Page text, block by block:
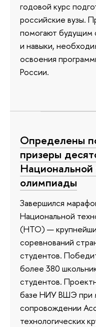
годовой курс
российские вузы.
помогают будущим
и навыки,
освоения
России.
Определены
призеры
Национальной
олимпиады
Завершился
Национальной
(НТО) —
соревнований
студентов.
более 380
студентов.
базе НИУ ВШЭ при
сопровождении
технологических